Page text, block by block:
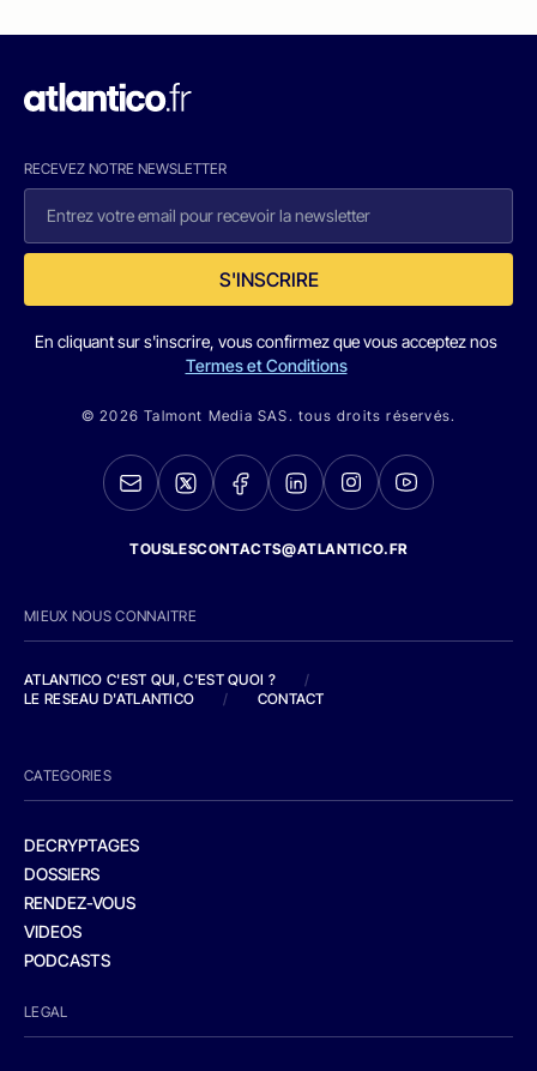
RECEVEZ NOTRE NEWSLETTER
S'INSCRIRE
En cliquant sur s'inscrire, vous confirmez que vous acceptez nos
Termes et Conditions
© 2026 Talmont Media SAS. tous droits réservés.
TOUSLESCONTACTS@ATLANTICO.FR
MIEUX NOUS CONNAITRE
ATLANTICO C'EST QUI, C'EST QUOI ?
/
LE RESEAU D'ATLANTICO
/ CONTACT
CATEGORIES
DECRYPTAGES
DOSSIERS
RENDEZ-VOUS
VIDEOS
PODCASTS
LEGAL